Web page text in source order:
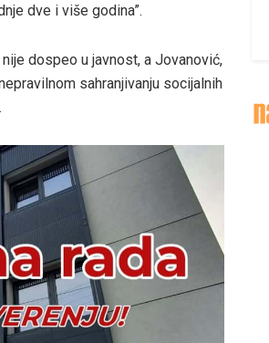
dve i više godina”.
dospeo u javnost, a Jovanović,
sahranjivanju socijalnih